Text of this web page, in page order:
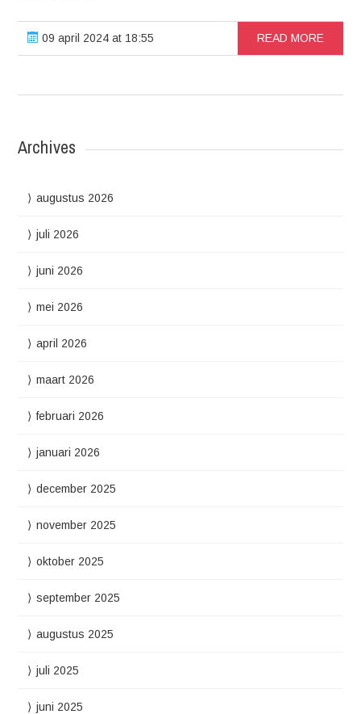
09 april 2024 at 18:55 READ MORE
Archives
augustus 2026
juli 2026
juni 2026
mei 2026
april 2026
maart 2026
februari 2026
januari 2026
december 2025
november 2025
oktober 2025
september 2025
augustus 2025
juli 2025
juni 2025